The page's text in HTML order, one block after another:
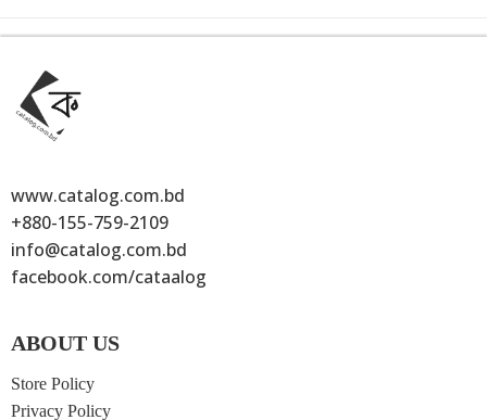
www.catalog.com.bd
+880-155-759-2109
info@catalog.com.bd
facebook.com/cataalog
ABOUT US
Store Policy
Privacy Policy